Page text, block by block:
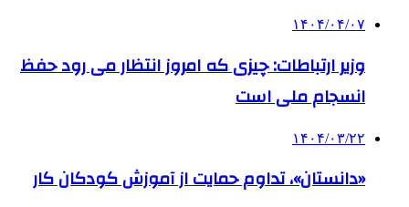
۱۴۰۴/۰۴/۰۷
وزیر ارتباطات: چیزی که امروز انتظار می رود حفظ
انسجام ملی است
۱۴۰۴/۰۳/۲۲
«دانستان»، تداوم حمایت از آموزش کودکان کار